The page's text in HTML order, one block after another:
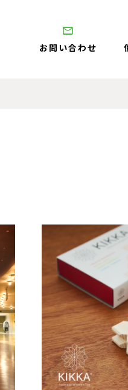
お問い合わせ